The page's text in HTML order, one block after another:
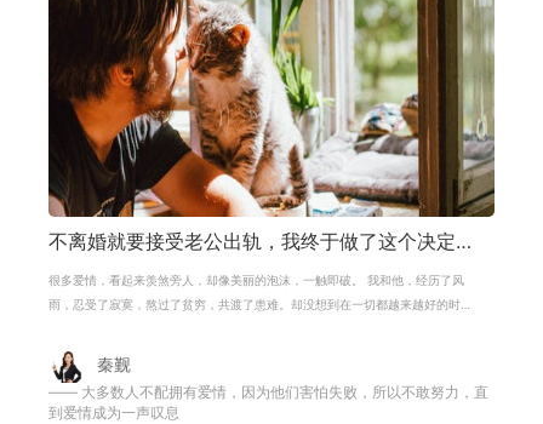
不离婚就要接受老公出轨，我终于做了这个决定…
很多爱情，看起来羡煞旁人，却像美丽的泡沫，一触即破。 我和他，经历了风
雨，忍受了寂寞，熬过了贫穷，共渡了患难。却没想到在一切都越来越好的时
秦觐
—— 大多数人不配拥有爱情，因为他们害怕失败，所以不敢努力，直
到爱情成为一声叹息